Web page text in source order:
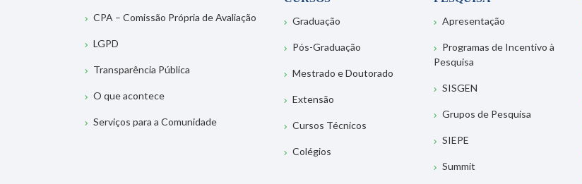
CPA – Comissão Própria de Avaliação
LGPD
Transparência Pública
O que acontece
Serviços para a Comunidade
Graduação
Pós-Graduação
Mestrado e Doutorado
Extensão
Cursos Técnicos
Colégios
Apresentação
Programas de Incentivo à
Pesquisa
SISGEN
Grupos de Pesquisa
SIEPE
Summit